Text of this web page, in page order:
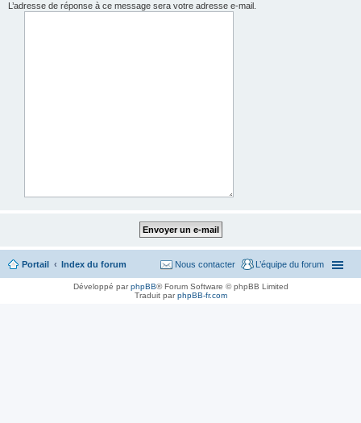
L’adresse de réponse à ce message sera votre adresse e-mail.
Portail Index du forum L’équipe du forum
Nous contacter
Développé parphpBB® Forum Software © phpBB Limited
Traduit parphpBB-fr.com